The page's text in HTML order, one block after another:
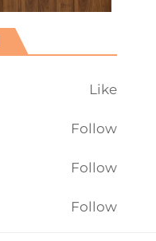
Like
Follow
Follow
Follow